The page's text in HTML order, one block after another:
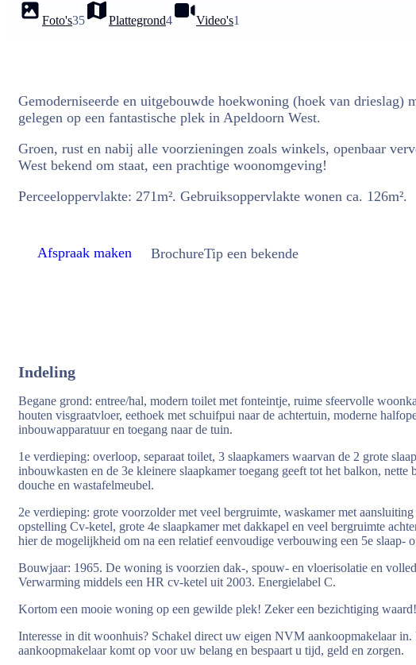
Foto's35 Plattegrond4 Video's1
Gemoderniseerde en uitgebouwde hoekwoning (hoek van drieslag)
gelegen op een fantastische plek in Apeldoorn West.
Groen, rust en nabij alle voorzieningen zoals winkels, openbaar
West bekend om staat, een prachtige woonomgeving!
Perceeloppervlakte: 271m². Gebruiksoppervlakte wonen ca. 126m².
Afspraak maken BrochureTip een bekende
Indeling
Begane grond: entree/hal, modern toilet met fonteintje, ruime sfeervolle
houten visgraatvloer, eethoek met schuifpui naar de achtertuin, moderne
inbouwapparatuur en toegang naar de tuin.
1e verdieping: overloop, separaat toilet, 3 slaapkamers waarvan de 2 grote
inbouwkasten en de 3e kleinere slaapkamer toegang geeft tot het balkon, nette
douche en wastafelmeubel.
2e verdieping: grote voorzolder met veel bergruimte, waskamer met
opstelling Cv-ketel, grote 4e slaapkamer met dakkapel en veel bergruimte
hier de mogelijkheid om na een relatief eenvoudige verbouwing een 5e slaap-
Bouwjaar: 1965. De woning is voorzien dak-, spouw- en vloerisolatie en
Verwarming middels een HR cv-ketel uit 2003. Energielabel C.
Kortom een mooie woning op een gewilde plek! Zeker een bezichtiging waard!
Interesse in dit woonhuis? Schakel direct uw eigen NVM aankoopmakelaar
aankoopmakelaar komt op voor uw belang en bespaart u tijd, geld en zorgen.